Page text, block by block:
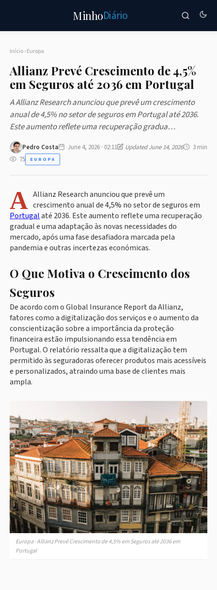
MinhoDiário
Início›Europa
Allianz Prevé Crescimento de 4,5%
em Seguros até 2036 em Portugal
A Allianz Research anunciou que prevê um crescimento
anual de 4,5% no setor de seguros em Portugal até 2036.
Este aumento reflete uma recuperação gradua…
Pedro Costa June 4, 2026 · 02:11 Updated June 14, 2026
3 min
75
EUROPA
A Allianz Research anunciou que prevê um
crescimento anual de 4,5% no setor de seguros em
Portugalaté 2036. Este aumento reflete uma recuperação
gradual e uma adaptação às novas necessidades do
mercado, após uma fase desafiadora marcada pela
pandemia e outras incertezas económicas.
O Que Motiva o Crescimento dos
Seguros
De acordo com o Global Insurance Report da Allianz,
fatores como a digitalização dos serviços e o aumento da
conscientização sobre a importância da proteção
financeira estão impulsionando essa tendência em
Portugal. O relatório ressalta que a digitalização tem
permitido às seguradoras oferecer produtos mais acessíveis
e personalizados, atraindo uma base de clientes mais
ampla.
Europa · Allianz Prevé Crescimento de 4,5% em Seguros até 2036 em
Portugal